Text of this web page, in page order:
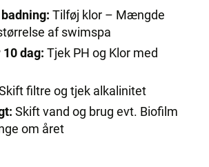
Tilføj klor – Mængde
af swimspa
dag: Tjek PH og Klor med
filtre og tjek alkalinitet
Skift vand og brug evt. Biofilm
om året